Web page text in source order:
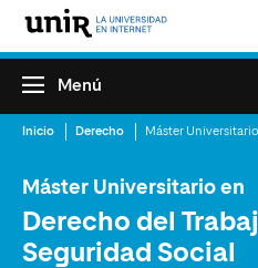
Menú
Inicio Derecho
Máster Universitario en
Derecho del
Seguridad Social